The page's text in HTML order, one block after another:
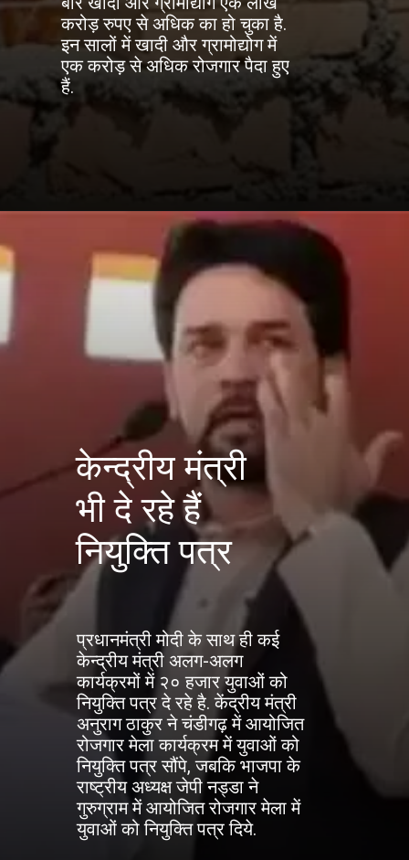
करोड़ रुपए से अधिक का हो चुका है.
इन सालों में खादी और ग्रामोद्योग में
एक करोड़ से अधिक रोजगार पैदा हुए
हैं.
केन्द्रीय मंत्री
भी दे रहे हैं
नियुक्ति पत्र
प्रधानमंत्री मोदी के साथ ही कई
केन्द्रीय मंत्री अलग-अलग
कार्यक्रमों में २० हजार युवाओं को
नियुक्ति पत्र दे रहे है. केंद्रीय मंत्री
अनुराग ठाकुर ने चंडीगढ़ में आयोजित
रोजगार मेला कार्यक्रम में युवाओं को
नियुक्ति पत्र सौंपे, जबकि भाजपा के
राष्ट्रीय अध्यक्ष जेपी नड्डा ने
गुरुग्राम में आयोजित रोजगार मेला में
युवाओं को नियुक्ति पत्र दिये.